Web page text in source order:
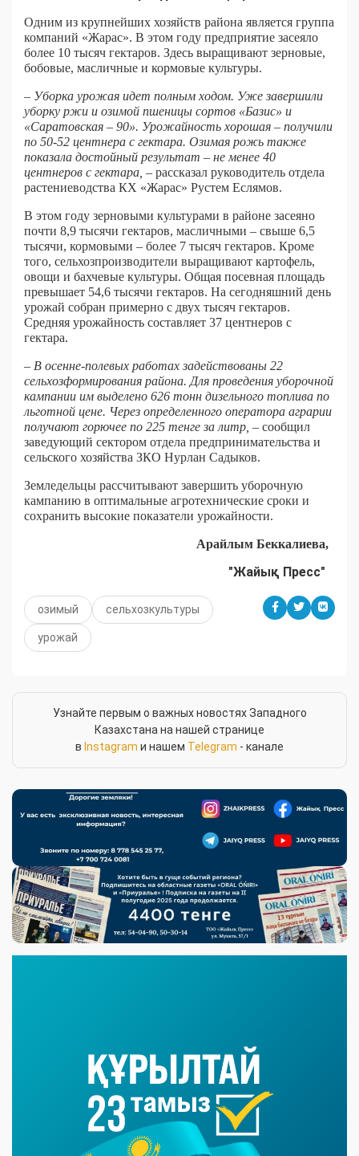
Одним из крупнейших хозяйств района является группа
компаний «Жарас». В этом году предприятие засеяло
более 10 тысяч гектаров. Здесь выращивают зерновые,
бобовые, масличные и кормовые культуры.
– Уборка урожая идет полным ходом. Уже завершили
уборку ржи и озимой пшеницы сортов «Базис» и
«Саратовская – 90». Урожайность хорошая – получили
по 50-52 центнера с гектара. Озимая рожь также
показала достойный результат – не менее 40
центнеров с гектара, – рассказал руководитель отдела
растениеводства КХ «Жарас» Рустем Еслямов.
В этом году зерновыми культурами в районе засеяно
почти 8,9 тысячи гектаров, масличными – свыше 6,5
тысячи, кормовыми – более 7 тысяч гектаров. Кроме
того, сельхозпроизводители выращивают картофель,
овощи и бахчевые культуры. Общая посевная площадь
превышает 54,6 тысячи гектаров. На сегодняшний день
урожай собран примерно с двух тысяч гектаров.
Средняя урожайность составляет 37 центнеров с
гектара.
– В осенне-полевых работах задействованы 22
сельхозформирования района. Для проведения уборочной
кампании им выделено 626 тонн дизельного топлива по
льготной цене. Через определенного оператора аграрии
получают горючее по 225 тенге за литр, – сообщил
заведующий сектором отдела предпринимательства и
сельского хозяйства ЗКО Нурлан Садыков.
Земледельцы рассчитывают завершить уборочную
кампанию в оптимальные агротехнические сроки и
сохранить высокие показатели урожайности.
Арайлым Беккалиева,
"Жайық Пресс"
озимый сельхозкультуры
урожай
Узнайте первым о важных новостях Западного
Казахстана на нашей странице
в Instagram и нашем Telegram - канале